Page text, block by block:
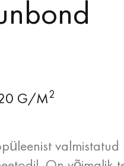
G/M2
valmistatud